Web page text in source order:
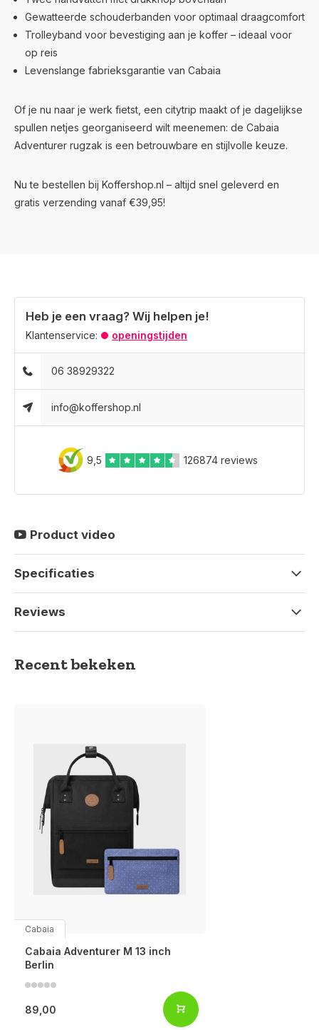
Gewatteerde schouderbanden voor optimaal draagcomfort
Trolleyband voor bevestiging aan je koffer – ideaal voor
op reis
Levenslange fabrieksgarantie van Cabaia
Of je nu naar je werk fietst, een citytrip maakt of je dagelijkse
spullen netjes georganiseerd wilt meenemen: de Cabaia
Adventurer rugzak is een betrouwbare en stijlvolle keuze.
Nu te bestellen bij Koffershop.nl – altijd snel geleverd en
gratis verzending vanaf €39,95!
Heb je een vraag? Wij helpen je!
Klantenservice: openingstijden
06 38929322
info@koffershop.nl
9,5 126874 reviews
Product video
Specificaties
Reviews
Recent bekeken
Cabaia
Cabaia Adventurer M 13 inch
Berlin
89,00